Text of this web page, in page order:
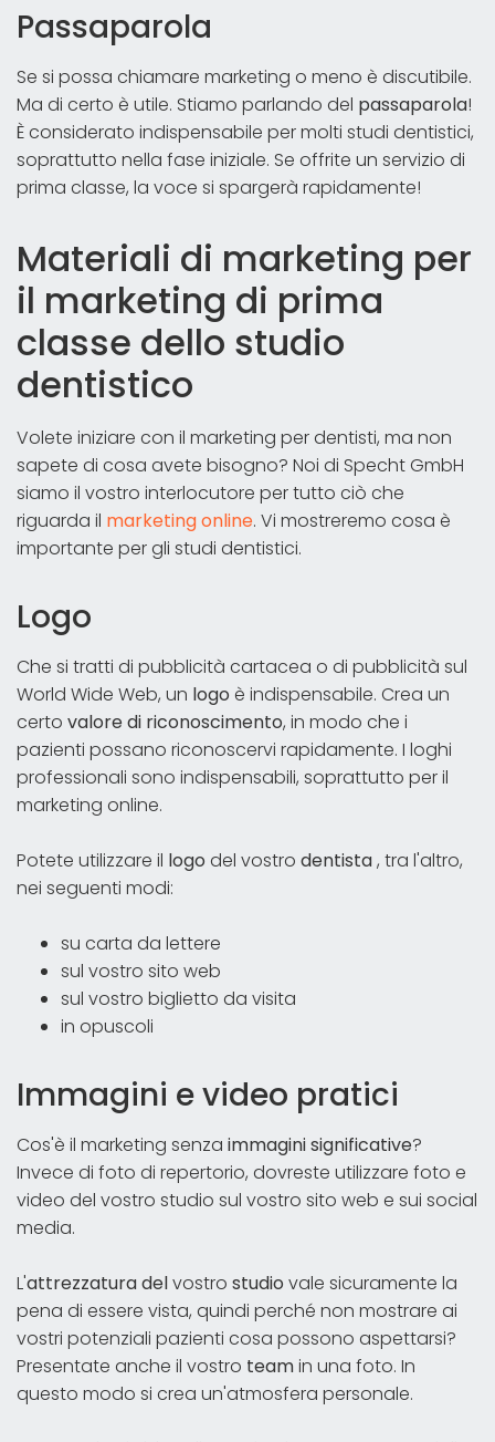
Passaparola
Se si possa chiamare marketing o meno è discutibile.
Ma di certo è utile. Stiamo parlando del passaparola!
È considerato indispensabile per molti studi dentistici,
soprattutto nella fase iniziale. Se offrite un servizio di
prima classe, la voce si spargerà rapidamente!
Materiali di marketing per
il marketing di prima
classe dello studio
dentistico
Volete iniziare con il marketing per dentisti, ma non
sapete di cosa avete bisogno? Noi di Specht GmbH
siamo il vostro interlocutore per tutto ciò che
riguarda il marketing online. Vi mostreremo cosa è
importante per gli studi dentistici.
Logo
Che si tratti di pubblicità cartacea o di pubblicità sul
World Wide Web, un logo è indispensabile. Crea un
certo valore di riconoscimento, in modo che i
pazienti possano riconoscervi rapidamente. I loghi
professionali sono indispensabili, soprattutto per il
marketing online.
Potete utilizzare il logo del vostro dentista, tra l'altro,
nei seguenti modi:
su carta da lettere
sul vostro sito web
sul vostro biglietto da visita
in opuscoli
Immagini e video pratici
Cos'è il marketing senza immagini significative?
Invece di foto di repertorio, dovreste utilizzare foto e
video del vostro studio sul vostro sito web e sui social
media.
L'attrezzatura delvostro studio vale sicuramente la
pena di essere vista, quindi perché non mostrare ai
vostri potenziali pazienti cosa possono aspettarsi?
Presentate anche il vostro teamin una foto. In
questo modo si crea un'atmosfera personale.